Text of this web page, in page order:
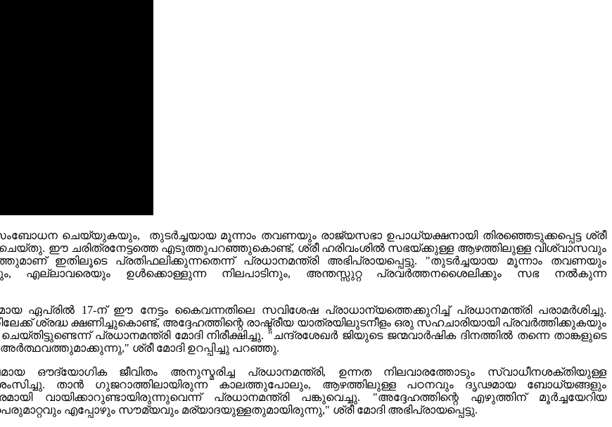
ചെയ്യുകയും, തുടർച്ചയായ മൂന്നാം തവണയും രാജ്യസഭാ ഉപാധ്യക്ഷനായി തിരഞ്ഞെടുക്കപ്പെട്ട ശ്രീ
ചെയ്തു. ഈ ചരിത്രനേട്ടത്തെ എടുത്തുപറഞ്ഞുകൊണ്ട്, ശ്രീ ഹരിവംശിൽ സഭയ്ക്കുള്ള ആഴത്തിലുള്ള വിശ്വാസവും
ഇതിലൂടെ പ്രതിഫലിക്കുന്നതെന്ന് പ്രധാനമന്ത്രി അഭിപ്രായപ്പെട്ടു. "തുടർച്ചയായ മൂന്നാം തവണയും
എല്ലാവരെയും ഉൾക്കൊള്ളുന്ന നിലപാടിനും, അന്തസ്സുറ്റ പ്രവർത്തനശൈലിക്കും സഭ നൽകുന്ന
ഏപ്രിൽ 17-ന് ഈ നേട്ടം കൈവന്നതിലെ സവിശേഷ പ്രാധാന്യത്തെക്കുറിച്ച് പ്രധാനമന്ത്രി പരാമർശിച്ചു.
ശ്രദ്ധ ക്ഷണിച്ചുകൊണ്ട്, അദ്ദേഹത്തിന്റെ രാഷ്ട്രീയ യാത്രയിലുടനീളം ഒരു സഹചാരിയായി പ്രവർത്തിക്കുകയും
പ്രധാനമന്ത്രി മോദി നിരീക്ഷിച്ചു. "ചന്ദ്രശേഖർ ജിയുടെ ജന്മവാർഷിക ദിനത്തിൽ തന്നെ താങ്കളുടെ
ശ്രീ മോദി ഉറപ്പിച്ചു പറഞ്ഞു.
ഔദ്യോഗിക ജീവിതം അനുസ്മരിച്ച പ്രധാനമന്ത്രി, ഉന്നത നിലവാരത്തോടും സ്വാധീനശക്തിയുള്ള
താൻ ഗുജറാത്തിലായിരുന്ന കാലത്തുപോലും, ആഴത്തിലുള്ള പഠനവും ദൃഢമായ ബോധ്യങ്ങളും
വായിക്കാറുണ്ടായിരുന്നുവെന്ന് പ്രധാനമന്ത്രി പങ്കുവെച്ചു. "അദ്ദേഹത്തിന്റെ എഴുത്തിന് മൂർച്ചയേറിയ
എപ്പോഴും സൗമ്യവും മര്യാദയുള്ളതുമായിരുന്നു," ശ്രീ മോദി അഭിപ്രായപ്പെട്ടു.